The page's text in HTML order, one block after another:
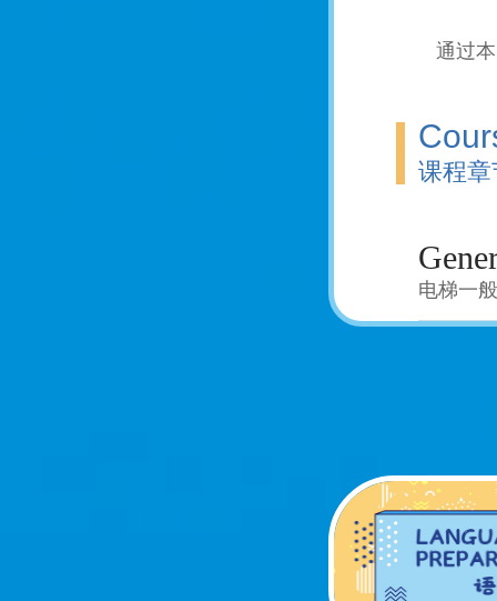
通过
课程章
电梯一